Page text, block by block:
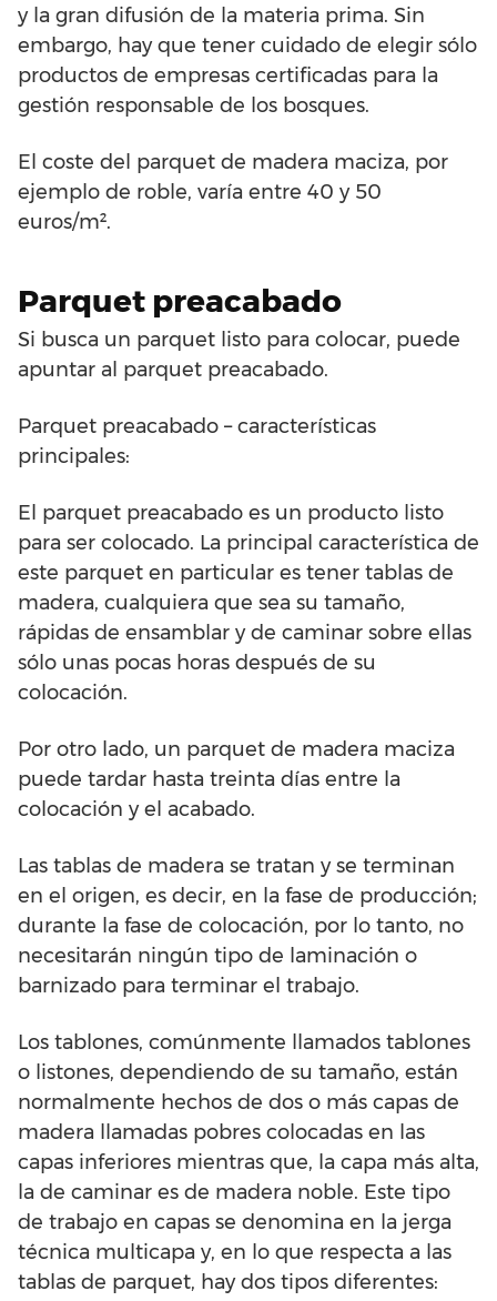
y la gran difusión de la materia prima. Sin
embargo, hay que tener cuidado de elegir sólo
productos de empresas certificadas para la
gestión responsable de los bosques.
El coste del parquet de madera maciza, por
ejemplo de roble, varía entre 40 y 50
euros/m².
Parquet preacabado
Si busca un parquet listo para colocar, puede
apuntar al parquet preacabado.
Parquet preacabado – características
principales:
El parquet preacabado es un producto listo
para ser colocado. La principal característica de
este parquet en particular es tener tablas de
madera, cualquiera que sea su tamaño,
rápidas de ensamblar y de caminar sobre ellas
sólo unas pocas horas después de su
colocación.
Por otro lado, un parquet de madera maciza
puede tardar hasta treinta días entre la
colocación y el acabado.
Las tablas de madera se tratan y se terminan
en el origen, es decir, en la fase de producción;
durante la fase de colocación, por lo tanto, no
necesitarán ningún tipo de laminación o
barnizado para terminar el trabajo.
Los tablones, comúnmente llamados tablones
o listones, dependiendo de su tamaño, están
normalmente hechos de dos o más capas de
madera llamadas pobres colocadas en las
capas inferiores mientras que, la capa más alta,
la de caminar es de madera noble. Este tipo
de trabajo en capas se denomina en la jerga
técnica multicapa y, en lo que respecta a las
tablas de parquet, hay dos tipos diferentes: